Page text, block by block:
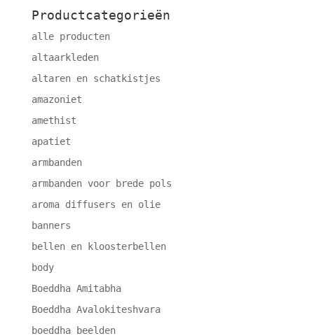
Productcategorieën
alle producten
altaarkleden
altaren en schatkistjes
amazoniet
amethist
apatiet
armbanden
armbanden voor brede pols
aroma diffusers en olie
banners
bellen en kloosterbellen
body
Boeddha Amitabha
Boeddha Avalokiteshvara
boeddha beelden